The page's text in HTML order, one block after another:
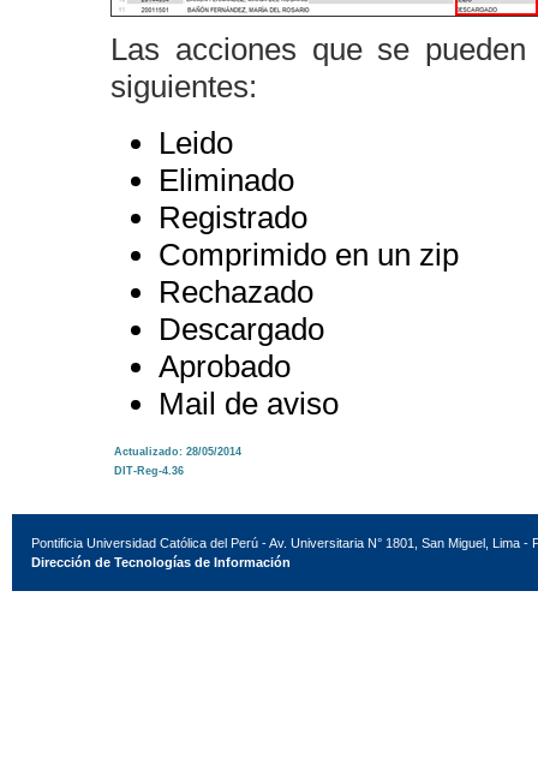
Las acciones que se
siguientes:
Leido
Eliminado
Registrado
Comprimido en un zip
Rechazado
Descargado
Aprobado
Mail de aviso
Actualizado: 28/05/2014
DIT-Reg-4.36
Pontificia Universidad Católica del Perú - Av. Universitaria N° 1801, San Miguel, Lima -
Dirección de Tecnologías de Información